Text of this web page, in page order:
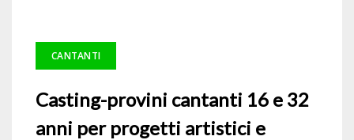
CANTANTI
Casting-provini cantanti 16 e 32
anni per progetti artistici e